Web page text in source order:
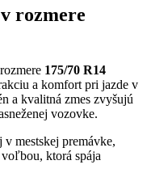
rozmere
175/70 R14
a komfort pri jazde v
a kvalitná zmes zvyšujú
vozovke.
mestskej premávke,
ktorá spája